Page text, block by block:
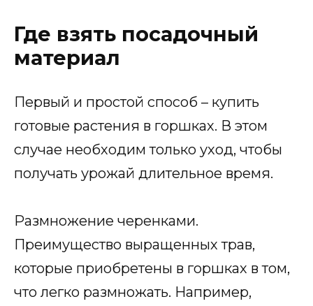
Где взять посадочный
материал
Первый и простой способ – купить
готовые растения в горшках. В этом
случае необходим только уход, чтобы
получать урожай длительное время.
Размножение черенками.
Преимущество выращенных трав,
которые приобретены в горшках в том,
что легко размножать. Например,